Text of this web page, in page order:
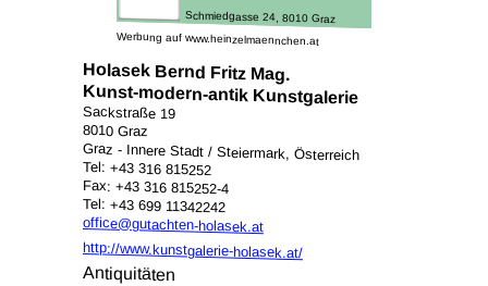
Werbung auf www.heinzelmaennchen.at
Holasek Bernd Fritz Mag.
Kunst-modern-antik Kunstgalerie
Sackstraße 19
8010 Graz
Graz - Innere Stadt / Steiermark, Österreich
Tel: +43 316 815252
Fax: +43 316 815252-4
Tel: +43 699 11342242
office@gutachten-holasek.at
http://www.kunstgalerie-holasek.at/
Antiquitäten